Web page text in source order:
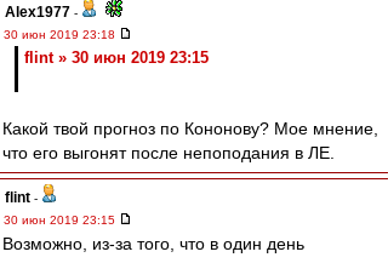
Alex1977 -
30 июн 2019 23:18
flint » 30 июн 2019 23:15
Какой твой прогноз по Кононову? Мое мнение,
что его выгонят после непоподания в ЛЕ.
flint -
30 июн 2019 23:15
Возможно, из-за того, что в один день